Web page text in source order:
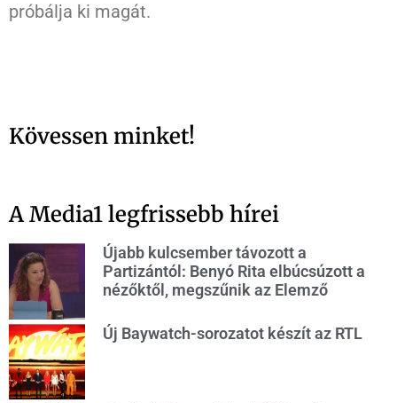
próbálja ki magát.
Kövessen minket!
A Media1 legfrissebb hírei
Újabb kulcsember távozott a
Partizántól: Benyó Rita elbúcsúzott a
nézőktől, megszűnik az Elemző
Új Baywatch-sorozatot készít az RTL